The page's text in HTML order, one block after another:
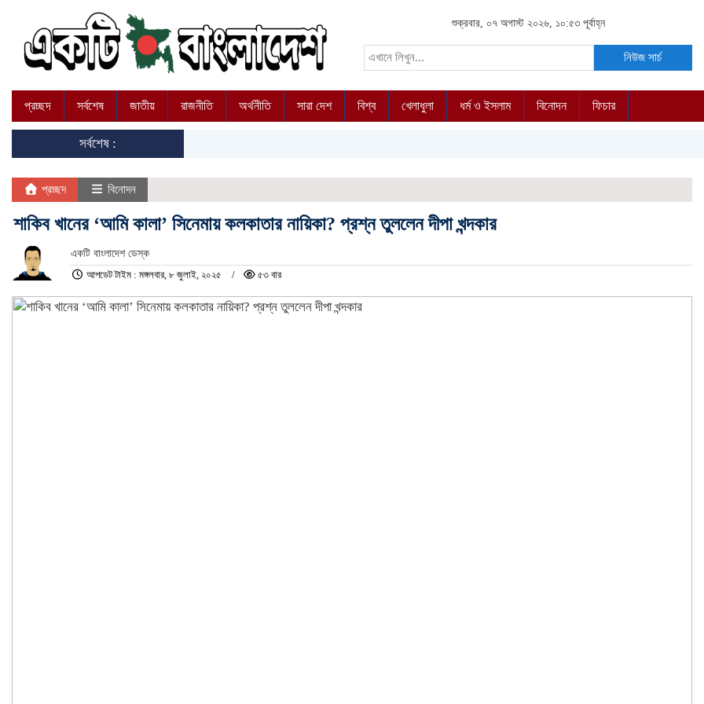
শুক্রবার, ০৭ অগাস্ট ২০২৬, ১০:৫৩ পূর্বাহ্ন
নিউজ সার্চ
প্রচ্ছদ সর্বশেষ জাতীয় রাজনীতি অর্থনীতি সারা দেশ বিশ্ব খেলাধুলা ধর্ম ও ইসলাম বিনোদন ফিচার
সর্বশেষ :
প্রচ্ছদ বিনোদন
শাকিব খানের ‘আমি কালা’ সিনেমায় কলকাতার নায়িকা? প্রশ্ন তুললেন দীপা খন্দকার
একটি বাংলাদেশ ডেস্ক
আপডেট টাইম : মঙ্গলবার, ৮ জুলাই, ২০২৫
৫৩ বার